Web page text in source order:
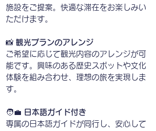
施設をご提案。快適な滞在をお楽しみい
ただけます。
📸 観光プランのアレンジ
ご希望に応じて観光内容のアレンジが可
能です。興味のある歴史スポットや文化
体験を組み合わせ、理想の旅を実現しま
す。
🧑‍💼 日本語ガイド付き
専属の日本語ガイドが同行し、安心して